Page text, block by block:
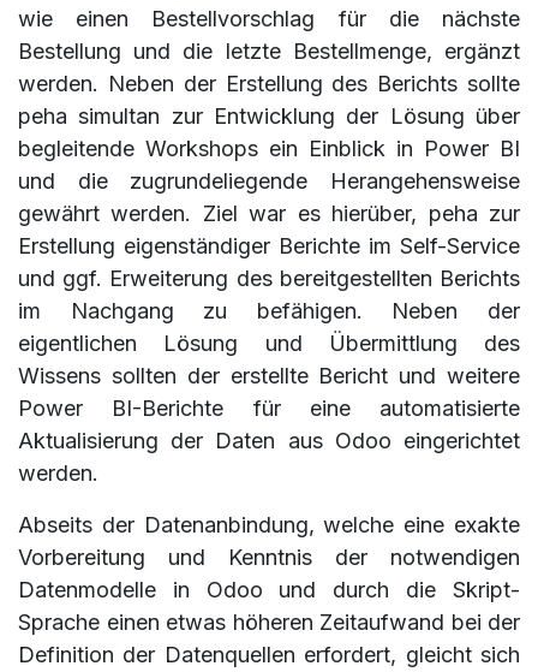
wie einen Bestellvorschlag für die nächste
Bestellung und die letzte Bestellmenge, ergänzt
werden. Neben der Erstellung des Berichts sollte
peha simultan zur Entwicklung der Lösung über
begleitende Workshops ein Einblick in Power BI
und die zugrundeliegende Herangehensweise
gewährt werden. Ziel war es hierüber, peha zur
Erstellung eigenständiger Berichte im Self-Service
und ggf. Erweiterung des bereitgestellten Berichts
im Nachgang zu befähigen. Neben der
eigentlichen Lösung und Übermittlung des
Wissens sollten der erstellte Bericht und weitere
Power BI-Berichte für eine automatisierte
Aktualisierung der Daten aus Odoo eingerichtet
werden.
Abseits der Datenanbindung, welche eine exakte
Vorbereitung und Kenntnis der notwendigen
Datenmodelle in Odoo und durch die Skript-
Sprache einen etwas höheren Zeitaufwand bei der
Definition der Datenquellen erfordert, gleicht sich